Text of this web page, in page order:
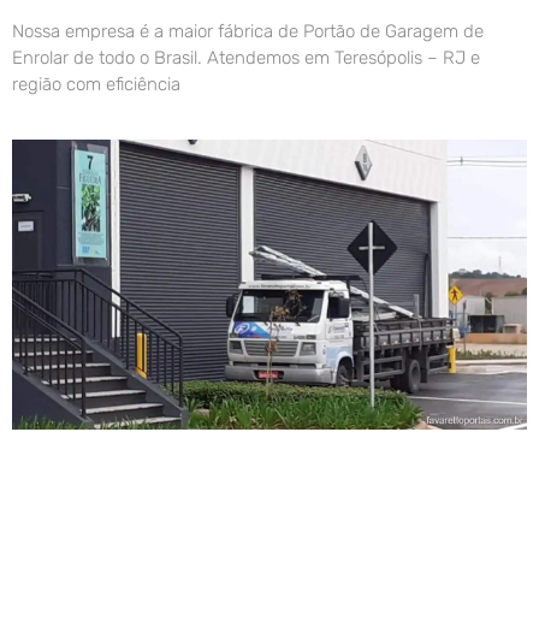
Nossa empresa é a maior fábrica de Portão de Garagem de
Enrolar de todo o Brasil. Atendemos em Teresópolis – RJ e
região com eficiência